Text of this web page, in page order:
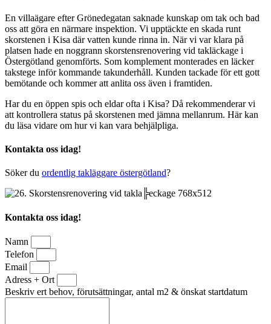
En villaägare efter Grönedegatan saknade kunskap om tak och bad
oss att göra en närmare inspektion. Vi upptäckte en skada runt
skorstenen i Kisa där vatten kunde rinna in. När vi var klara på
platsen hade en noggrann skorstensrenovering vid takläckage i
Östergötland genomförts. Som komplement monterades en läcker
takstege inför kommande takunderhåll. Kunden tackade för ett gott
bemötande och kommer att anlita oss även i framtiden.
Har du en öppen spis och eldar ofta i Kisa? Då rekommenderar vi
att kontrollera status på skorstenen med jämna mellanrum. Här kan
du läsa vidare om hur vi kan vara behjälpliga.
Kontakta oss idag!
Söker du ordentlig takläggare östergötland?
Kontakta oss idag!
Namn
Telefon
Email
Adress + Ort
Beskriv ert behov, förutsättningar, antal m2 & önskat startdatum